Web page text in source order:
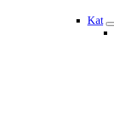
Kat